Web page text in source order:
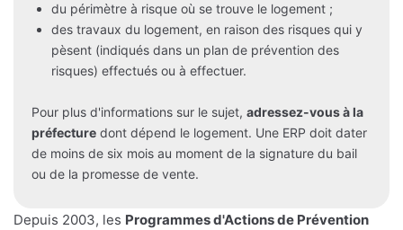
du périmètre à risque où se trouve le logement ;
des travaux du logement, en raison des risques qui y
pèsent (indiqués dans un plan de prévention des
risques) effectués ou à effectuer.
Pour plus d'informations sur le sujet, adressez-vous à la
préfecture dont dépend le logement. Une ERP doit dater
de moins de six mois au moment de la signature du bail
ou de la promesse de vente.
Depuis 2003, les Programmes d'Actions de Prévention